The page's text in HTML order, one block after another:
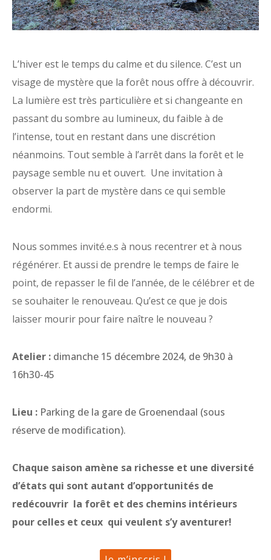
L’hiver est le temps du calme et du silence. C’est un
visage de mystère que la forêt nous offre à découvrir.
La lumière est très particulière et si changeante en
passant du sombre au lumineux, du faible à de
l’intense, tout en restant dans une discrétion
néanmoins. Tout semble à l’arrêt dans la forêt et le
paysage semble nu et ouvert. Une invitation à
observer la part de mystère dans ce qui semble
endormi.
Nous sommes invité.e.s à nous recentrer et à nous
régénérer. Et aussi de prendre le temps de faire le
point, de repasser le fil de l’année, de le célébrer et de
se souhaiter le renouveau. Qu’est ce que je dois
laisser mourir pour faire naître le nouveau ?
Atelier : dimanche 15 décembre 2024, de 9h30 à
16h30-45
Lieu : Parking de la gare de Groenendaal (sous
réserve de modification).
Chaque saison amène sa richesse et une diversité
d’états qui sont autant d’opportunités de
redécouvrir la forêt et des chemins intérieurs
pour celles et ceux qui veulent s’y aventurer!